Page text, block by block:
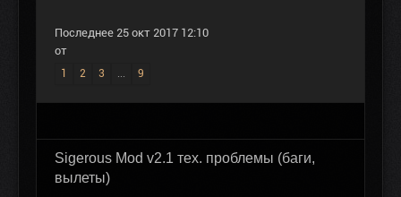
Последнее 25 окт 2017 12:10
от
1 2 3 ... 9
Sigerous Mod v2.1 тех. проблемы (баги,
вылеты)